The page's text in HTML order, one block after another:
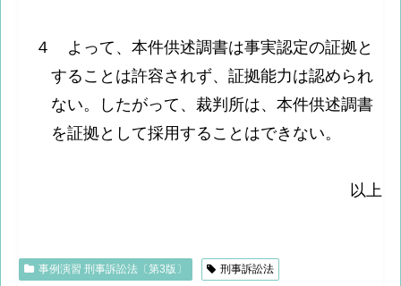
４ よって、本件供述調書は事実認定の証拠と
することは許容されず、証拠能力は認められ
ない。したがって、裁判所は、本件供述調書
を証拠として採用することはできない。
以上
事例演習 刑事訴訟法〔第3版〕 刑事訴訟法